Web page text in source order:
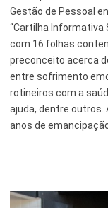
Gestão de Pessoal
“Cartilha Informativa
com 16 folhas
preconceito acerca
entre sofrimento
rotineiros com a
ajuda, dentre outros.
anos de